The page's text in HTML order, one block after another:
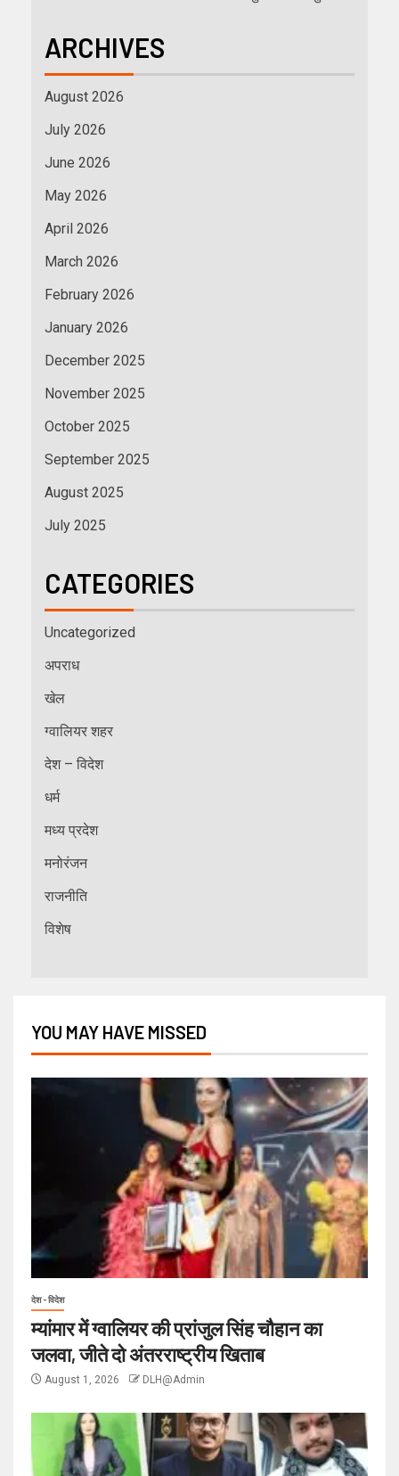
ARCHIVES
August 2026
July 2026
June 2026
May 2026
April 2026
March 2026
February 2026
January 2026
December 2025
November 2025
October 2025
September 2025
August 2025
July 2025
CATEGORIES
Uncategorized
अपराध
खेल
ग्वालियर शहर
देश – विदेश
धर्म
मध्य प्रदेश
मनोरंजन
राजनीति
विशेष
YOU MAY HAVE MISSED
देश - विदेश
म्यांमार में ग्वालियर की प्रांजुल सिंह चौहान का
जलवा, जीते दो अंतरराष्ट्रीय खिताब
August 1, 2026 DLH@Admin